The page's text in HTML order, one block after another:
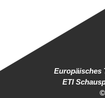
Europäisches
ETI